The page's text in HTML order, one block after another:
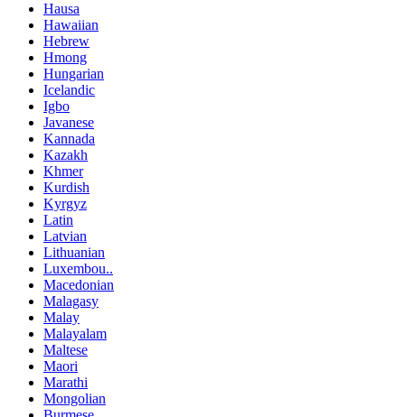
Hausa
Hawaiian
Hebrew
Hmong
Hungarian
Icelandic
Igbo
Javanese
Kannada
Kazakh
Khmer
Kurdish
Kyrgyz
Latin
Latvian
Lithuanian
Luxembou..
Macedonian
Malagasy
Malay
Malayalam
Maltese
Maori
Marathi
Mongolian